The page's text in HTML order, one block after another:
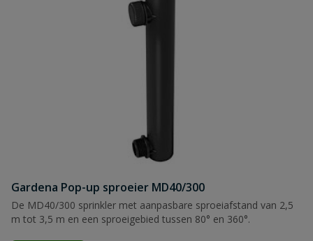
Gardena Pop-up sproeier MD40/300
De MD40/300 sprinkler met aanpasbare sproeiafstand van 2,5
m tot 3,5 m en een sproeigebied tussen 80° en 360°.